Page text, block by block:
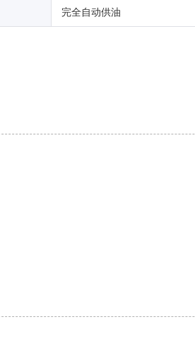
完全自动供油